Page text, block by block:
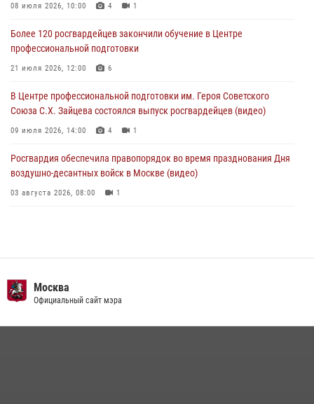
на охранника торгового центра (видео)
В Главном управлении Росгвардии по городу Москве подвели итоги
работы подразделений за прошедший месяц
08 июля 2026, 10:00 4 1
Более 120 росгвардейцев закончили обучение в Центре
профессиональной подготовки
21 июля 2026, 12:00 6
В Центре профессиональной подготовки им. Героя Советского
Союза С.Х. Зайцева состоялся выпуск росгвардейцев (видео)
09 июля 2026, 14:00 4 1
Росгвардия обеспечила правопорядок во время празднования Дня
воздушно-десантных войск в Москве (видео)
03 августа 2026, 08:00 1
Безопасность футбольного матча в Москве обеспечена при
содействии Росгвардии (видео)
Москва
Официальный сайт мэра